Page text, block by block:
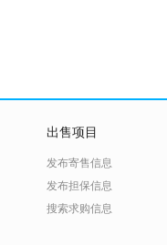
出售项目
发布寄售信息
发布担保信息
搜索求购信息